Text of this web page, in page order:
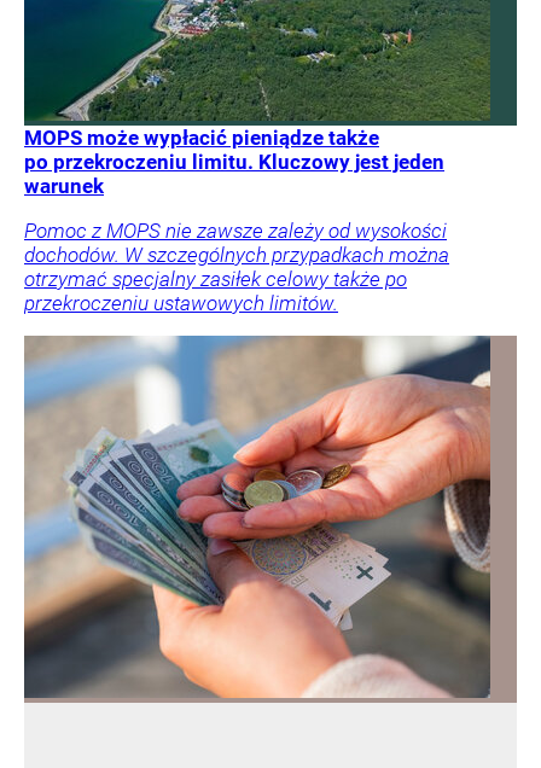
MOPS może wypłacić pieniądze także
po przekroczeniu limitu. Kluczowy jest jeden
warunek
Pomoc z MOPS nie zawsze zależy od wysokości
dochodów. W szczególnych przypadkach można
otrzymać specjalny zasiłek celowy także po
przekroczeniu ustawowych limitów.